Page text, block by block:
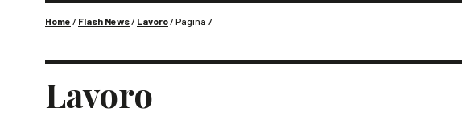
Articoli
Home / Flash News/ Lavoro/Pagina 7
Lavoro